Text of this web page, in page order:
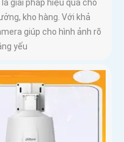
giải pháp hiệu quả cho
kho hàng. Với khả
giúp cho hình ảnh rõ
yếu